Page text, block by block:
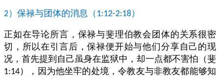
2）保禄与团体的消息（ 1:12-2:18）
正如在导论所言，保禄与斐理伯教会团体的关系很密
切，所以在引言后，保禄便开始与他们分享自己的现
况，首先提到自己虽身在监狱中，却一点都不害怕（斐
1:14），因为他坐牢的处境，令教友与非教友都能够知